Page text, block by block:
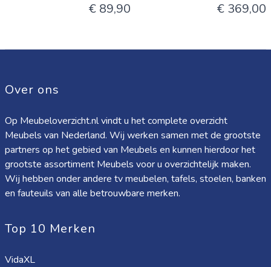
€ 89,90 € 369,00
Over ons
Op Meubeloverzicht.nl vindt u het complete overzicht
Meubels van Nederland. Wij werken samen met de grootste
partners op het gebied van Meubels en kunnen hierdoor het
grootste assortiment Meubels voor u overzichtelijk maken.
Wij hebben onder andere tv meubelen, tafels, stoelen, banken
en fauteuils van alle betrouwbare merken.
Top 10 Merken
VidaXL